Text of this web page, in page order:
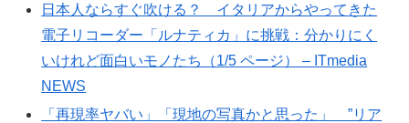
日本人ならすぐ吹ける？ イタリアからやってきた
電子リコーダー「ルナティカ」に挑戦：分かりにく
いけれど面白いモノたち（1/5 ページ） – ITmedia
NEWS
「再現率ヤバい」「現地の写真かと思った」 ”リア